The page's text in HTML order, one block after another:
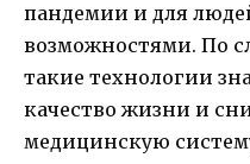
пандемии и для
возможностями. По
такие технологии
качество жизни и
медицинскую